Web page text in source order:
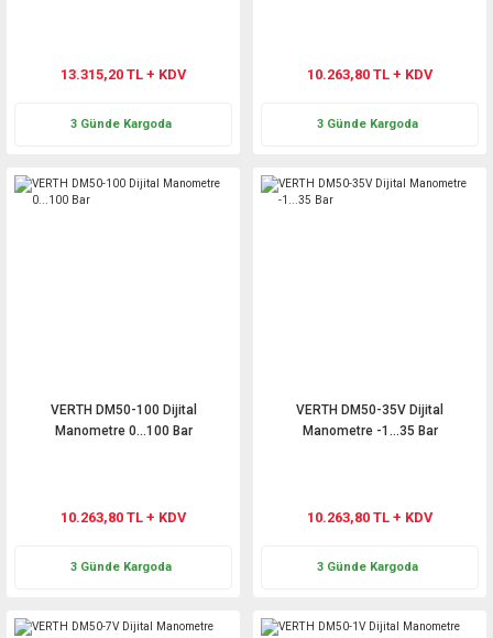
13.315,20 TL + KDV
3 Günde Kargoda
10.263,80 TL + KDV
3 Günde Kargoda
VERTH DM50-100 Dijital
Manometre 0...100 Bar
10.263,80 TL + KDV
3 Günde Kargoda
VERTH DM50-35V Dijital
Manometre -1...35 Bar
10.263,80 TL + KDV
3 Günde Kargoda